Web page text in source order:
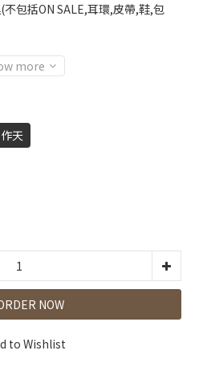
包括ON SALE,耳環,皮帶,鞋,包
more
天
NOW
to Wishlist